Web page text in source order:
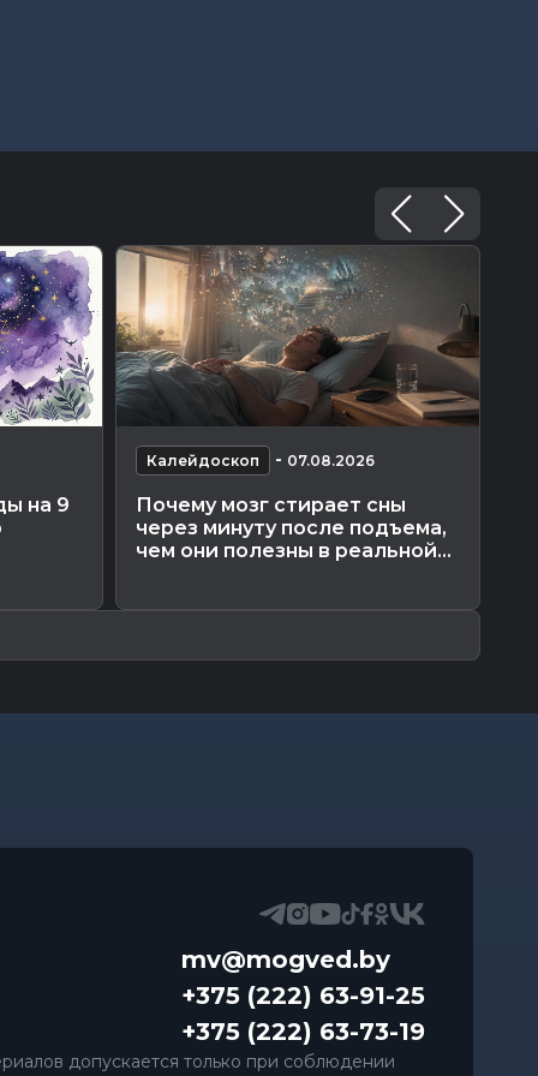
на 9
Калейдоскоп - 07.08.2026
Почему мозг стирает сны
через минуту после подъема,
чем они полезны в реальной...
mv@mogved.by
+375 (222) 63-91-25
+375 (222) 63-73-19
допускается только при соблюдении